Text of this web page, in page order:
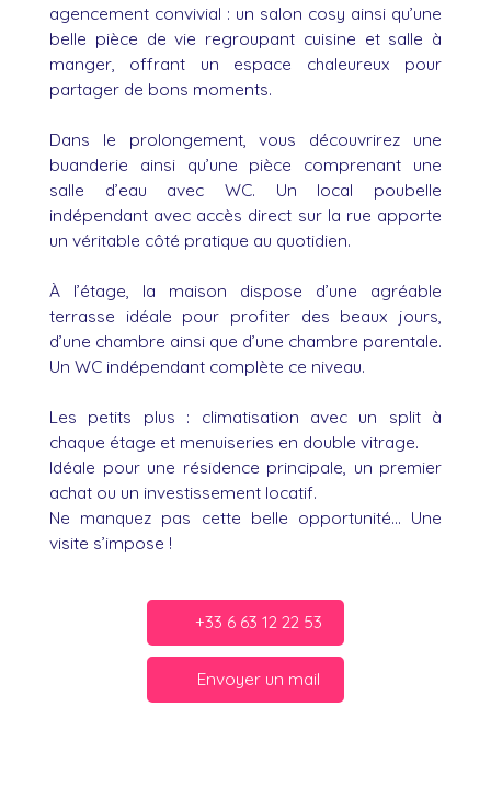
agencement convivial : un salon cosy ainsi qu’une
belle pièce de vie regroupant cuisine et salle à
manger, offrant un espace chaleureux pour
partager de bons moments.
Dans le prolongement, vous découvrirez une
buanderie ainsi qu’une pièce comprenant une
salle d’eau avec WC. Un local poubelle
indépendant avec accès direct sur la rue apporte
un véritable côté pratique au quotidien.
À l’étage, la maison dispose d’une agréable
terrasse idéale pour profiter des beaux jours,
d’une chambre ainsi que d’une chambre parentale.
Un WC indépendant complète ce niveau.
Les petits plus : climatisation avec un split à
chaque étage et menuiseries en double vitrage.
Idéale pour une résidence principale, un premier
achat ou un investissement locatif.
Ne manquez pas cette belle opportunité… Une
visite s’impose !
+33 6 63 12 22 53
Envoyer un mail